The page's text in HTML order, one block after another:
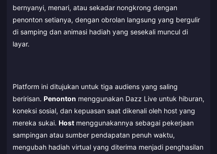
bernyanyi, menari, atau sekadar nongkrong dengan
penonton setianya, dengan obrolan langsung yang bergulir
di samping dan animasi hadiah yang sesekali muncul di
layar.
Platform ini ditujukan untuk tiga audiens yang saling
beririsan. Penonton menggunakan Dazz Live untuk hiburan,
koneksi sosial, dan kepuasan saat dikenali oleh host yang
mereka sukai. Host menggunakannya sebagai pekerjaan
sampingan atau sumber pendapatan penuh waktu,
mengubah hadiah virtual yang diterima menjadi penghasilan